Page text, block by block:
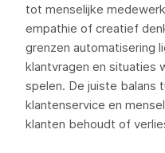
tot menselijke
empathie of creatief
grenzen automatisering
klantvragen en situaties
spelen. De juiste balans
klantenservice en
klanten behoudt of